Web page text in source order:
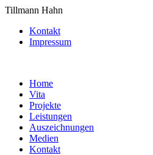
Tillmann Hahn
Kontakt
Impressum
Home
Vita
Projekte
Leistungen
Auszeichnungen
Medien
Kontakt